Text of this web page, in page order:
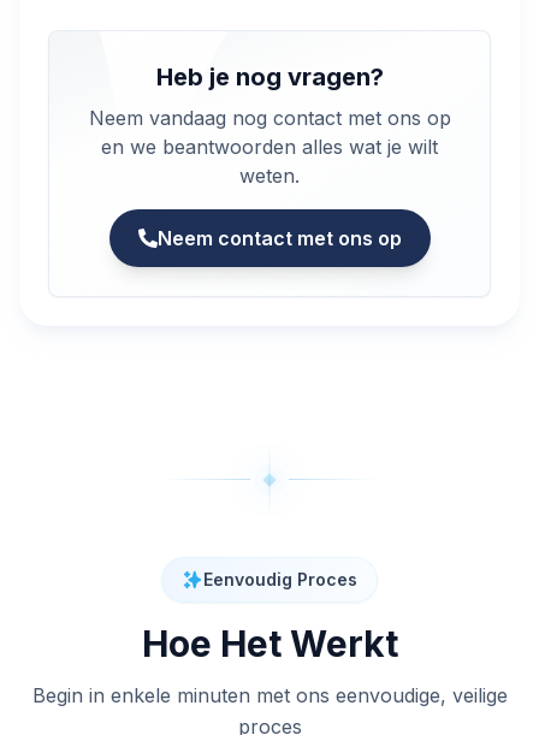
Heb je nog vragen?
Neem vandaag nog contact met ons op
en we beantwoorden alles wat je wilt
weten.
Neem contact met ons op
Eenvoudig Proces
Hoe Het Werkt
Begin in enkele minuten met ons eenvoudige, veilige
proces